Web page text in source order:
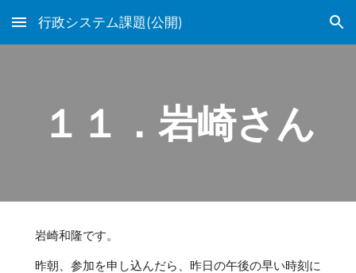
Skip to main content Skip to navigation
行政システム課題(公開)
１１．岩崎さん
岩崎和隆です。
昨朝、参加を申し込んだら、昨日の午後の早い時刻に